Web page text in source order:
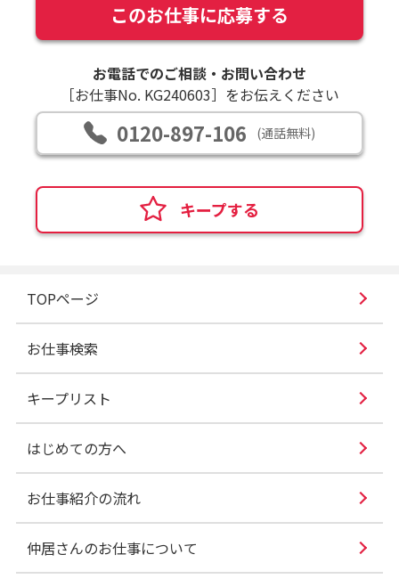
このお仕事に応募する
お電話でのご相談・お問い合わせ
［お仕事No. KG240603］をお伝えください
0120-897-106 (通話無料)
キープする
TOPページ
お仕事検索
キープリスト
はじめての方へ
お仕事紹介の流れ
仲居さんのお仕事について